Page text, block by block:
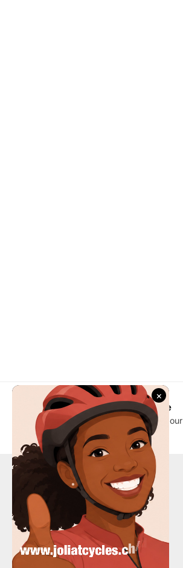
Envoi gratuit en Suisse
Dès CHF 100.- d'achat pour
accessoires
Mon compte
Contactez-nous
Conditions générales